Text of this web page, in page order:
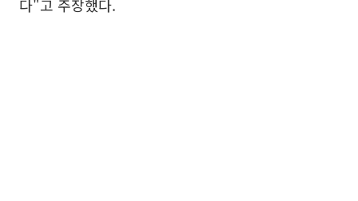
다"고 주장했다.